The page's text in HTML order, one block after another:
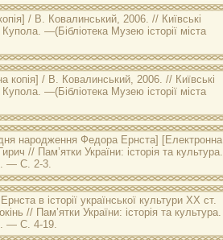
/ В. Ковалинський, 2006. // Київські
—(Бібліотека Музею історії міста
копія] / В. Ковалинський, 2006. // Київські
—(Бібліотека Музею історії міста
народження Федора Ернста] [Електронна
// Пам’ятки України: історія та культура.
— С. 2-3.
в історії української культури XX ст.
// Пам’ятки України: історія та культура.
— С. 4-19.